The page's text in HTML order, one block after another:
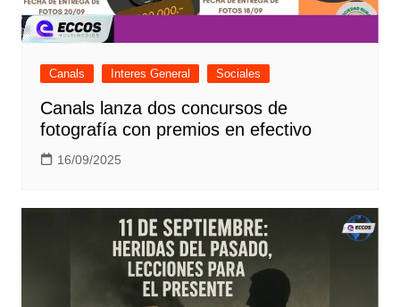
Canals Interes General Sociales
Canals lanza dos concursos de
fotografía con premios en efectivo
16/09/2025